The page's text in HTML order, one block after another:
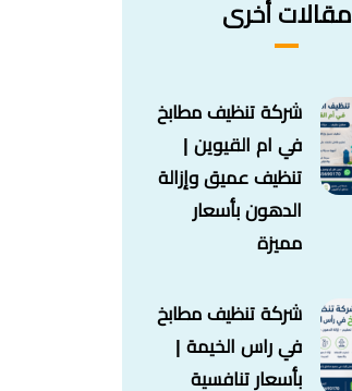
مقالات أخرى
شركة تنظيف مطابخ
في ام القيوين |
تنظيف عميق وإزالة
الدهون بأسعار
مميزة
شركة تنظيف مطابخ
في راس الخيمة |
بأسعار تنافسية